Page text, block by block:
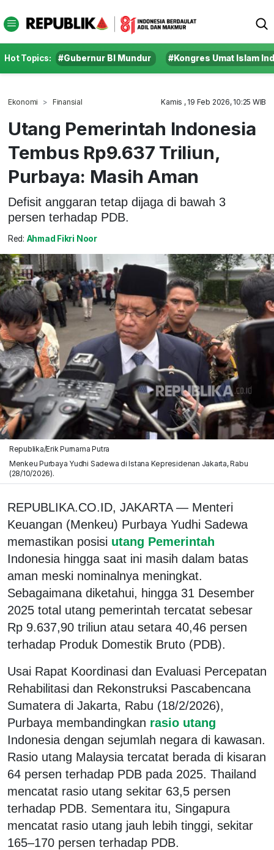
Hot Topics: #Gubernur BI Mundur #Kongres Umat Islam
Ekonomi Finansial Kamis , 19 Feb 2026, 10:25 WIB
Utang Pemerintah Indonesia
Tembus Rp9.637 Triliun,
Purbaya: Masih Aman
Defisit anggaran tetap dijaga di bawah 3
persen terhadap PDB.
Red: Ahmad Fikri Noor
Republika/Erik Purnama Putra
Menkeu Purbaya Yudhi Sadewa di Istana Kepresidenan Jakarta, Rabu
(28/10/2026).
REPUBLIKA.CO.ID, JAKARTA — Menteri
Keuangan (Menkeu) Purbaya Yudhi Sadewa
memastikan posisi utang Pemerintah
Indonesia hingga saat ini masih dalam batas
aman meski nominalnya meningkat.
Sebagaimana diketahui, hingga 31 Desember
2025 total utang pemerintah tercatat sebesar
Rp 9.637,90 triliun atau setara 40,46 persen
terhadap Produk Domestik Bruto (PDB).
Usai Rapat Koordinasi dan Evaluasi Percepatan
Rehabilitasi dan Rekonstruksi Pascabencana
Sumatera di Jakarta, Rabu (18/2/2026),
Purbaya membandingkan rasio utang
Indonesia dengan sejumlah negara di kawasan.
Rasio utang Malaysia tercatat berada di kisaran
64 persen terhadap PDB pada 2025. Thailand
mencatat rasio utang sekitar 63,5 persen
terhadap PDB. Sementara itu, Singapura
mencatat rasio utang jauh lebih tinggi, sekitar
165–170 persen terhadap PDB.